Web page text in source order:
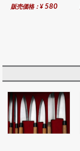
販売価格：¥ 580